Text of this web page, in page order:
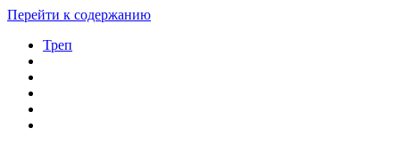
Перейти к содержанию
Треп